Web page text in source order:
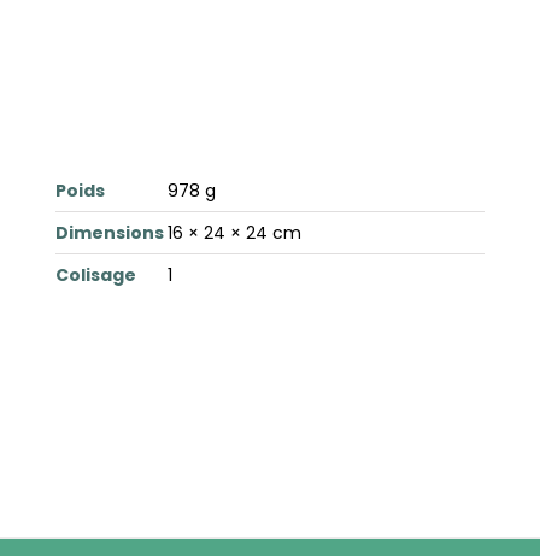
Poids
978 g
Dimensions16 × 24 × 24 cm
Colisage
1